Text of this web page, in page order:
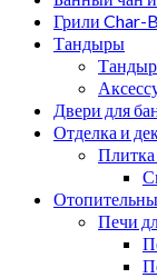
Грили Char-
Тандыры
Двери для
Отделка и
Плитка
Печи